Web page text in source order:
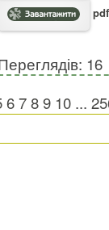
16
6789 10 ...